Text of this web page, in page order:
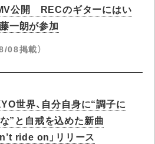
公開 RECのギターにはい
一朗が参加
08掲載）
世界、自分自身に“調子に
”と自戒を込めた新曲
ride on」リリース